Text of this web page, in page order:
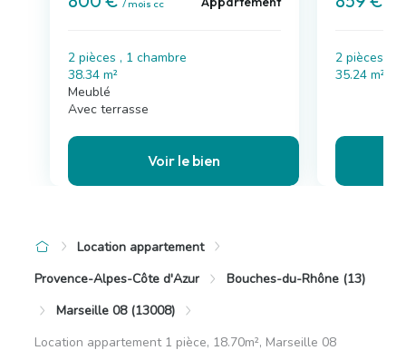
/ mois cc
2 pièces , 1 chambre
38.34 m²
Meublé
Avec terrasse
Voir le bien
2 pièces , 1
35.24 m²
Location appartement
Provence-Alpes-Côte d'Azur
Bouches-du-Rhône (13)
Marseille 08 (13008)
Location appartement 1 pièce, 18.70m², Marseille 08